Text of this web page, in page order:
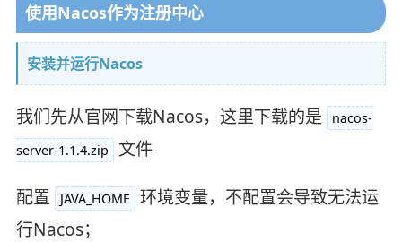
使用Nacos作为注册中心
安装并运行Nacos
我们先从官网下载Nacos，这里下载的是
nacos-
server-1.1.4.zip
文件
配置 JAVA_HOME 环境变量，不配置会导致无法运
行Nacos；